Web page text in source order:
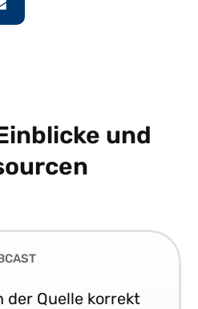
und
der Quelle korrekt